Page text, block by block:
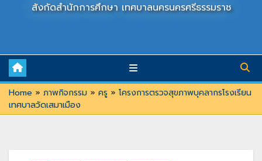
สังกัดสำนักการศึกษา เทศบาลนครนครศรีธรรมราช
Home » ภาพกิจกรรม » ครู » โครงการตรวจสุขภาพบุคลากรโรงเรียน
เทศบาลวัดเสมาเมือง